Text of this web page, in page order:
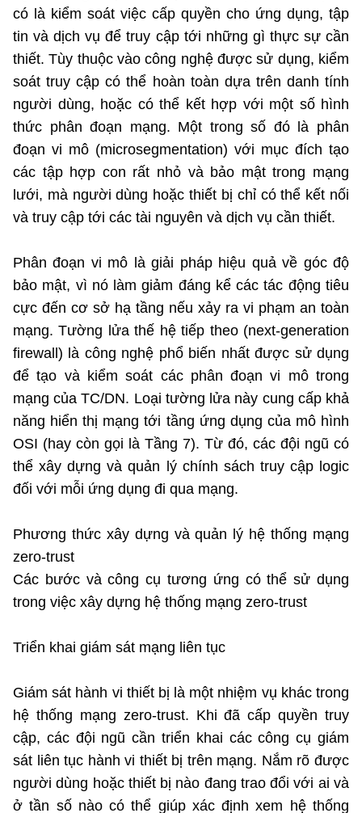
có là kiểm soát việc cấp quyền cho ứng dụng, tập
tin và dịch vụ để truy cập tới những gì thực sự cần
thiết. Tùy thuộc vào công nghệ được sử dụng, kiểm
soát truy cập có thể hoàn toàn dựa trên danh tính
người dùng, hoặc có thể kết hợp với một số hình
thức phân đoạn mạng. Một trong số đó là phân
đoạn vi mô (microsegmentation) với mục đích tạo
các tập hợp con rất nhỏ và bảo mật trong mạng
lưới, mà người dùng hoặc thiết bị chỉ có thể kết nối
và truy cập tới các tài nguyên và dịch vụ cần thiết.
Phân đoạn vi mô là giải pháp hiệu quả về góc độ
bảo mật, vì nó làm giảm đáng kể các tác động tiêu
cực đến cơ sở hạ tầng nếu xảy ra vi phạm an toàn
mạng. Tường lửa thế hệ tiếp theo (next-generation
firewall) là công nghệ phổ biến nhất được sử dụng
để tạo và kiểm soát các phân đoạn vi mô trong
mạng của TC/DN. Loại tường lửa này cung cấp khả
năng hiển thị mạng tới tầng ứng dụng của mô hình
OSI (hay còn gọi là Tầng 7). Từ đó, các đội ngũ có
thể xây dựng và quản lý chính sách truy cập logic
đối với mỗi ứng dụng đi qua mạng.
Phương thức xây dựng và quản lý hệ thống mạng
zero-trust
Các bước và công cụ tương ứng có thể sử dụng
trong việc xây dựng hệ thống mạng zero-trust
Triển khai giám sát mạng liên tục
Giám sát hành vi thiết bị là một nhiệm vụ khác trong
hệ thống mạng zero-trust. Khi đã cấp quyền truy
cập, các đội ngũ cần triển khai các công cụ giám
sát liên tục hành vi thiết bị trên mạng. Nắm rõ được
người dùng hoặc thiết bị nào đang trao đổi với ai và
ở tần số nào có thể giúp xác định xem hệ thống